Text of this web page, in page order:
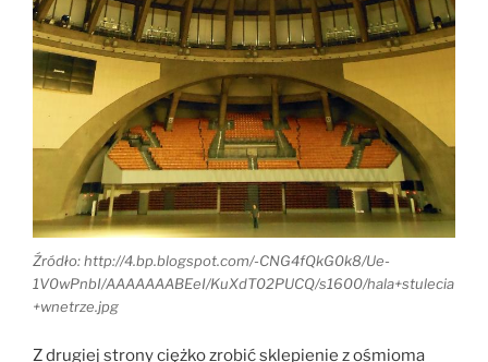
Źródło: http://4.bp.blogspot.com/-CNG4fQkG0k8/Ue-
1V0wPnbI/AAAAAAABEeI/KuXdT02PUCQ/s1600/hala+stulecia
+wnetrze.jpg
Z drugiej strony ciężko zrobić sklepienie z ośmioma